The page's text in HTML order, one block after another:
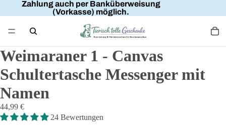
Zahlung auch per Banküberweisung
(Vorkasse) möglich.
Weimaraner 1 - Canvas
Schultertasche Messenger mit
Namen
44,99 €
24 Bewertungen